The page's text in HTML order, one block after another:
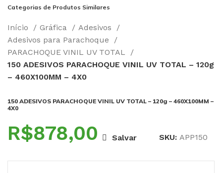
Categorias de Produtos Similares
Início Gráfica
Adesivos
Adesivos para Parachoque
PARACHOQUE VINIL UV TOTAL
150 ADESIVOS PARACHOQUE VINIL UV TOTAL – 120g
– 460X100MM – 4X0
150 ADESIVOS PARACHOQUE VINIL UV TOTAL – 120g – 460X100MM –
4X0
R$ Salvar SKU:APP150